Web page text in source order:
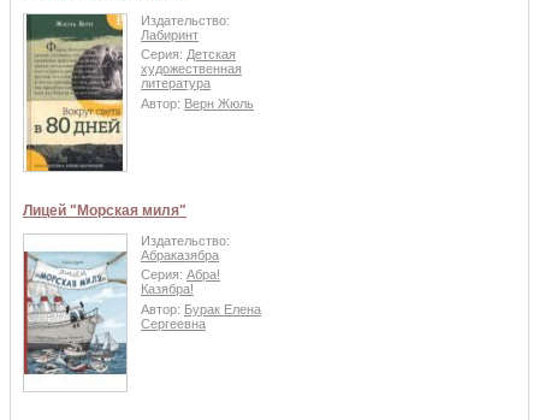
Издательство:
Лабиринт
Серия: Детская
художественная
литература
Автор: Верн Жюль
Лицей "Морская миля"
Издательство:
Абраказябра
Серия: Абра!
Казябра!
Автор: Бурак Елена
Сергеевна